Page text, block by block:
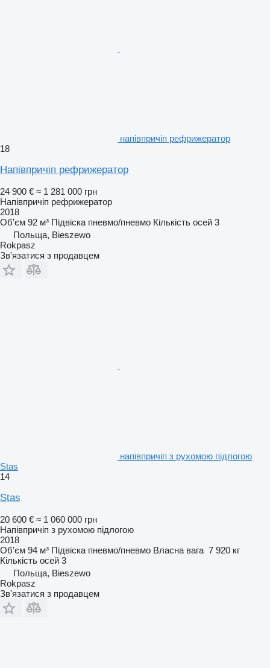
напівпричіп рефрижератор
18
Напівпричіп рефрижератор
24 900 € ≈ 1 281 000 грн
Напівпричіп рефрижератор
2018
Об'єм 92 м³ Підвіска пневмо/пневмо Кількість осей 3
Польща, Bieszewo
Rokpasz
Зв'язатися з продавцем
напівпричіп з рухомою підлогою
Stas
14
Stas
20 600 € ≈ 1 060 000 грн
Напівпричіп з рухомою підлогою
2018
Об'єм 94 м³ Підвіска пневмо/пневмо Власна вага 7 920 кг
Кількість осей 3
Польща, Bieszewo
Rokpasz
Зв'язатися з продавцем